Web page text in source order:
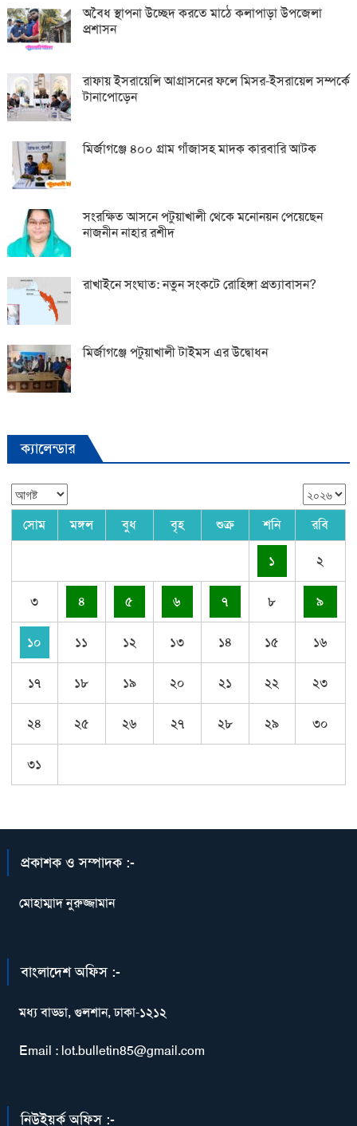
অবৈধ স্থাপনা উচ্ছেদ করতে মাঠে কলাপাড়া উপজেলা
প্রশাসন
রাফায় ইসরায়েলি আগ্রাসনের ফলে মিসর-ইসরায়েল সম্পর্কে
টানাপোড়েন
মির্জাগঞ্জে ৪০০ গ্রাম গাঁজাসহ মাদক কারবারি আটক
সংরক্ষিত আসনে পটুয়াখালী থেকে মনোনয়ন পেয়েছেন
নাজনীন নাহার রশীদ
রাখাইনে সংঘাত: নতুন সংকটে রোহিঙ্গা প্রত্যাবাসন?
মির্জাগঞ্জে পটুয়াখালী টাইমস এর উদ্বোধন
ক্যালেন্ডার
সোম মঙ্গল বুধ বৃহ শুক্র শনি রবি
১ ২
৩ ৪ ৫ ৬ ৭ ৮ ৯
১০ ১১ ১২ ১৩ ১৪ ১৫ ১৬
১৭ ১৮ ১৯ ২০ ২১ ২২ ২৩
২৪ ২৫ ২৬ ২৭ ২৮ ২৯ ৩০
৩১
প্রকাশক ও সম্পাদক :-
মোহাম্মাদ নুরুজ্জামান
বাংলাদেশ অফিস :-
মধ্য বাড্ডা, গুলশান, ঢাকা-১২১২
Email : lot.bulletin85@gmail.com
নিউইয়র্ক অফিস :-